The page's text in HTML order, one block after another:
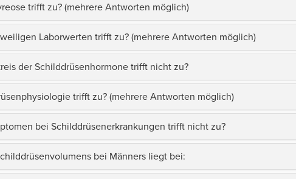
trifft zu? (mehrere Antworten möglich)
Laborwerten trifft zu? (mehrere Antworten möglich)
der Schilddrüsenhormone trifft nicht zu?
trifft zu? (mehrere Antworten möglich)
bei Schilddrüsenerkrankungen trifft nicht zu?
bei Männers liegt bei: